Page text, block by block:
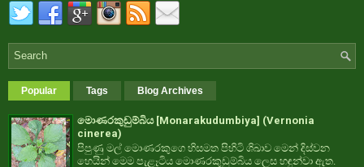
Popular Tags Blog Archives
මොණරකුඩුම්බිය [Monarakudumbiya] (Vernonia
cinerea)
පිපුණු මල් මොණරකුගෙ හිසමත පිහිටි ශිඛාව මෙන් දිස්වන
හෙයින් මෙම පැළෑටිය මොණරකුඩුම්බිය ලෙස හඳුන්වා ඇත.